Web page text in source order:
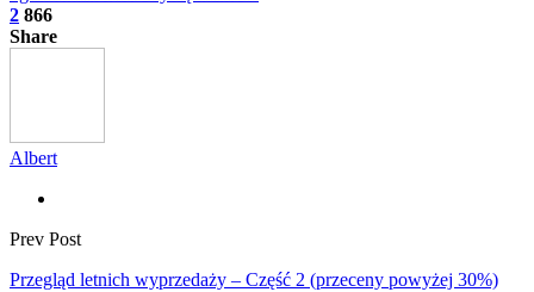
2 866
Share
Albert
Prev Post
Przegląd letnich wyprzedaży – Część 2 (przeceny powyżej 30%)